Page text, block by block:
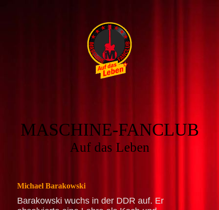
MASCHINE-FANCLUB
Auf das Leben
Michael Barakowski
Barakowski wuchs in der DDR auf. Er